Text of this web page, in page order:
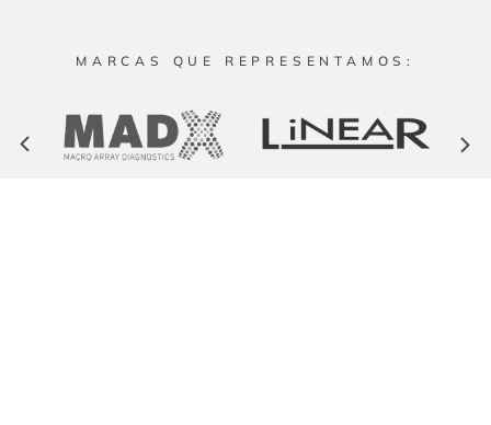
MARCAS QUE REPRESENTAMOS: